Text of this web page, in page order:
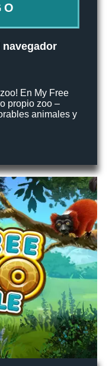
En My Free
propio zoo –
animales y